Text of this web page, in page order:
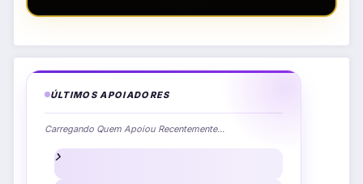
ÚLTIMOS APOIADORES
Carregando Quem Apoiou Recentemente...